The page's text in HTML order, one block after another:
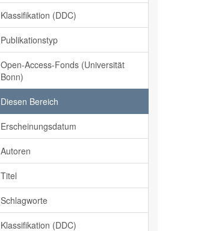
Klassifikation (DDC)
Publikationstyp
Open-Access-Fonds (Universität
Bonn)
Diesen Bereich
Erscheinungsdatum
Autoren
Titel
Schlagworte
Klassifikation (DDC)